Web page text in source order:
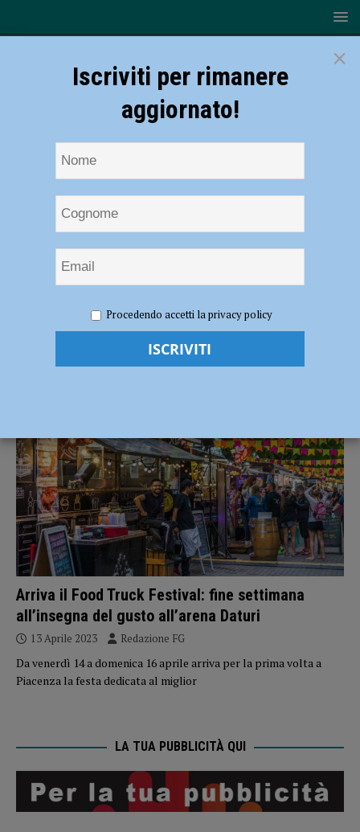
Food Truck Festival
Arriva il Food Truck Festival: fine settimana
all’insegna del gusto all’arena Daturi
13 Aprile 2023 Redazione FG
Da venerdì 14 a domenica 16 aprile arriva per la prima volta a
Piacenza la festa dedicata al miglior
LA TUA PUBBLICITÀ QUI
×
Iscriviti per rimanere
aggiornato!
Procedendo accetti la privacy policy